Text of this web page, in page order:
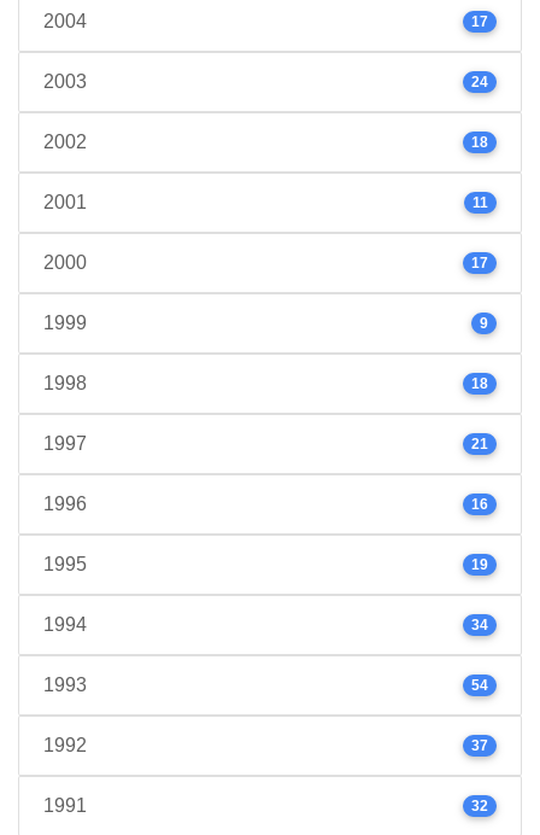
2004 17
2003 24
2002 18
2001 11
2000 17
1999 9
1998 18
1997 21
1996 16
1995 19
1994 34
1993 54
1992 37
1991 32